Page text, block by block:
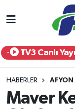
TV3 Canlı
HABERLER AFYON
Maver
Yurt Haber
Afyon